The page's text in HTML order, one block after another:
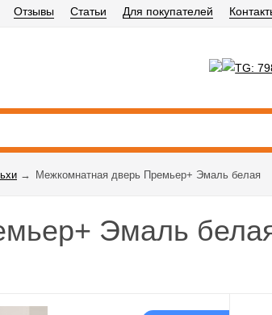
Отзывы Статьи Для покупателей
→ Межкомнатная дверь Премьер+ Эмаль белая
Эмаль